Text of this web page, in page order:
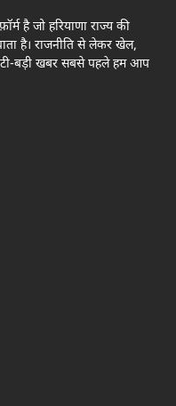
है जो हरियाणा राज्य की
है। राजनीति से लेकर खेल,
बड़ी खबर सबसे पहले हम आप